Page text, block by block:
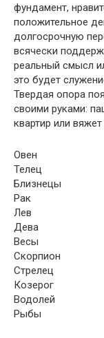
фундамент,
положительное
долгосрочную
всячески
реальный смысл
это будет
Твердая опора
своими руками:
квартир или
Овен
Телец
Близнецы
Рак
Лев
Дева
Весы
Скорпион
Стрелец
Козерог
Водолей
Рыбы